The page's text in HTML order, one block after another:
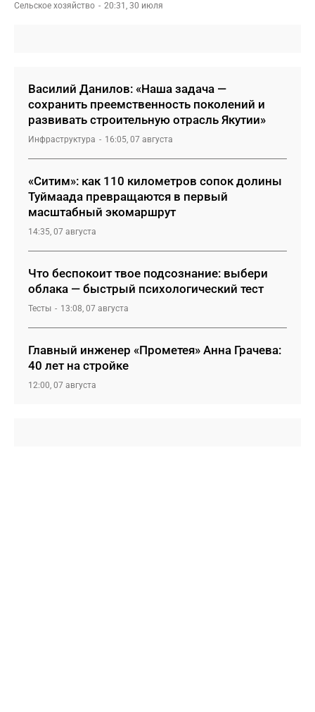
Сельское хозяйство 20:31, 30 июля
Василий Данилов: «Наша задача —
сохранить преемственность поколений и
развивать строительную отрасль Якутии»
Инфраструктура 16:05, 07 августа
«Ситим»: как 110 километров сопок долины
Туймаада превращаются в первый
масштабный экомаршрут
14:35, 07 августа
Что беспокоит твое подсознание: выбери
облака — быстрый психологический тест
Тесты 13:08, 07 августа
Главный инженер «Прометея» Анна Грачева:
40 лет на стройке
12:00, 07 августа